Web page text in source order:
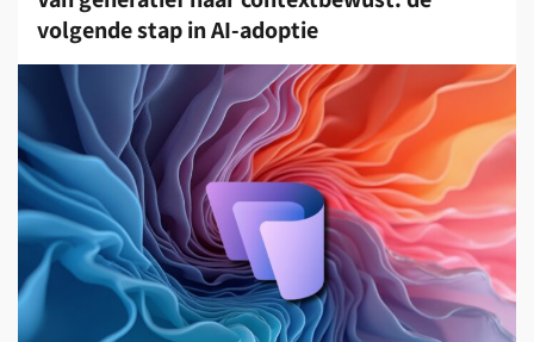
volgende stap in AI-adoptie